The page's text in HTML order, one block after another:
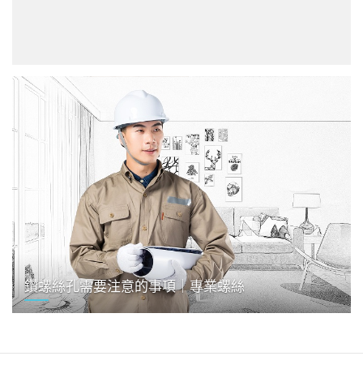
鑽螺絲孔需要注意的事項｜專業螺絲